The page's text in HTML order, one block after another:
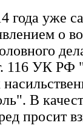
года
о
116 УК РФ
В
просит